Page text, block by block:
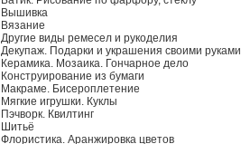
Вышивка
Вязание
Другие виды ремесел и рукоделия
Декупаж. Подарки и украшения своими руками
Керамика. Мозаика. Гончарное дело
Конструирование из бумаги
Макраме. Бисероплетение
Мягкие игрушки. Куклы
Пэчворк. Квилтинг
Шитьё
Флористика. Аранжировка цветов